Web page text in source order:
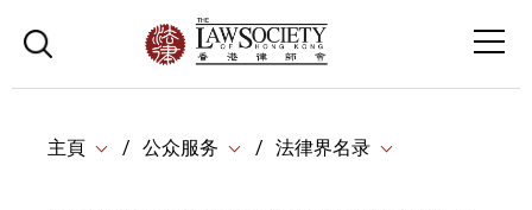
主頁 公众服务 法律界名录